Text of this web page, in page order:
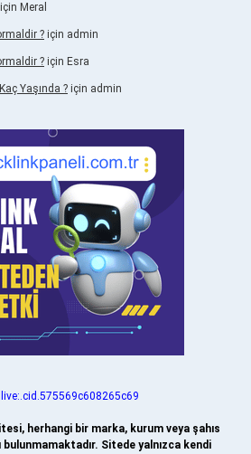
için Meral
? için admin
? için Esra
Yaşında ? için admin
live:.cid.575569c608265c69
herhangi bir marka, kurum veya şahıs
Sitede yalnızca kendi